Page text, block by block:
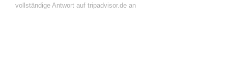
vollständige Antwort auf tripadvisor.de an